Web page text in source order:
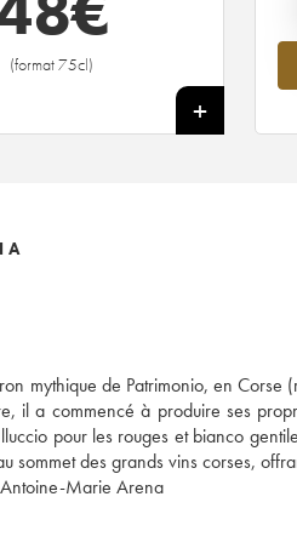
(format 75cl)
+
mythique de Patrimonio, en Corse
a commencé à produire ses
pour les rouges et bianco
des grands vins corses,
Marie Arena